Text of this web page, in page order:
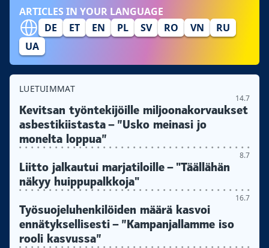
ARTICLES IN YOUR LANGUAGE
DE
ET EN PL SV RO VN
RU
UA
LUETUIMMAT
14.7
Kevitsan työntekijöille miljoonakorvaukset
asbestikiistasta – ”Usko meinasi jo
monelta loppua”
8.7
Liitto jalkautui marjatiloille – "Täällähän
näkyy huippupalkkoja"
16.7
Työsuojeluhenkilöiden määrä kasvoi
ennätyksellisesti – ”Kampanjallamme iso
rooli kasvussa”